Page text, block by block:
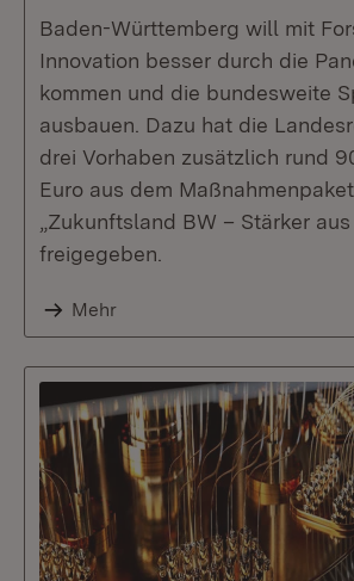
Baden-Württemberg will mit
Innovation besser durch die
kommen und die bundesweite
ausbauen. Dazu hat die
drei Vorhaben zusätzlich rund
Euro aus dem Maßnahmenpaket
„Zukunftsland BW – Stärker
freigegeben.
Mehr